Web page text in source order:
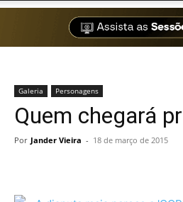
Galeria Personagens
Quem chegará
Por Jander Vieira - 18 de março de 2015